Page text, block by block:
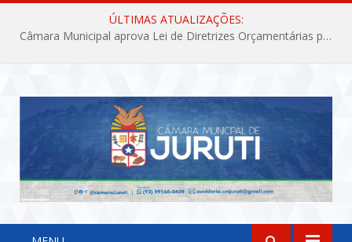
ÚLTIMAS ATUALIZAÇÕES:
Câmara Municipal aprova Lei de Diretrizes Orçamentárias para o exercício financeiro de 2027